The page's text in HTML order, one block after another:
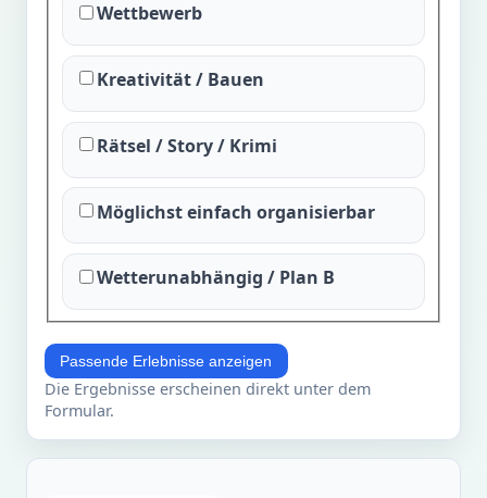
Wettbewerb
Kreativität / Bauen
Rätsel / Story / Krimi
Möglichst einfach organisierbar
Wetterunabhängig / Plan B
Passende Erlebnisse anzeigen
Die Ergebnisse erscheinen direkt unter dem
Formular.